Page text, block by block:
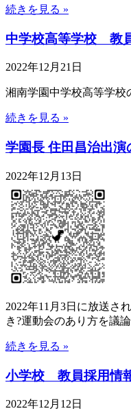
続きを見る »
中学校高等学校 教
2022年12月21日
湘南学園中学校高等学
続きを見る »
学園長 住田昌治出
2022年12月13日
2022年11月3日に放送さ
き?運動会のあり方を議
続きを見る »
小学校 教員採用情
2022年12月12日